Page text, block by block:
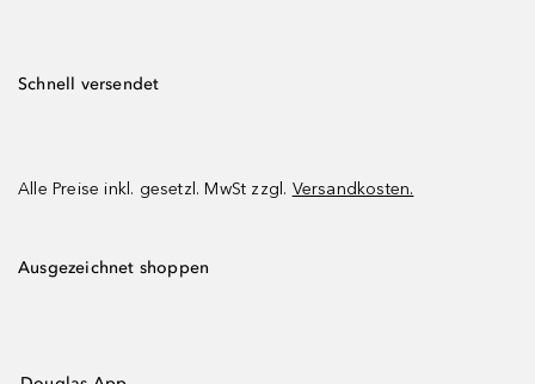
Schnell versendet
Alle Preise inkl. gesetzl. MwSt zzgl. Versandkosten.
Ausgezeichnet shoppen